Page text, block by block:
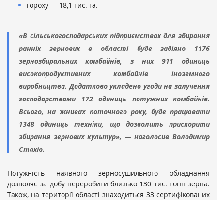
гороху — 18,1 тис. га.
«В сільськогосподарських підприємствах для збирання
ранніх зернових в області буде задіяно 1176
зернозбиральних комбайнів, з них 911 одиниць
високопродуктивних комбайнів іноземного
виробництва. Додатково укладено угоди на залучення
господарствами 172 одиниць потужних комбайнів.
Всього, на жнивах поточного року, буде працювати
1348 одиниць техніки, що дозволить прискорити
збирання зернових культур», — наголосив Володимир
Стахів.
Потужність наявного зерносушильного обладнання
дозволяє за добу переробити близько 130 тис. тонн зерна.
Також, на території області знаходиться 33 сертифікованих